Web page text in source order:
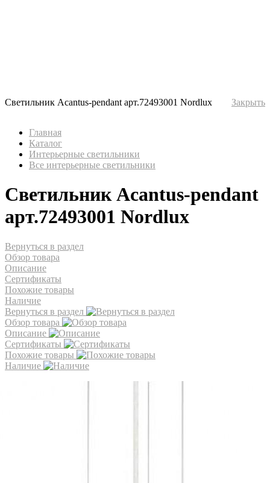
Светильник Acantus-pendant арт.72493001 Nordlux Закрыть
Главная
Каталог
Интерьерные светильники
Все интерьерные светильники
Светильник Acantus-pendant
арт.72493001 Nordlux
Вернуться в раздел
Обзор товара
Описание
Сертификаты
Похожие товары
Наличие
Вернуться в раздел
Обзор товара
Описание
Сертификаты
Похожие товары
Наличие